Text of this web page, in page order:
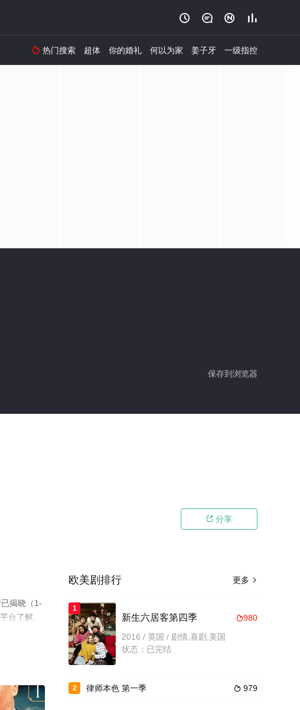
   
 热门搜索 超体 你的婚礼 何以为家 姜子牙 一级指控
保存到浏览器
 分享
揭晓（1-
台了解。
更多 
欧美剧排行
1
980
新生六居客第四季
2016 / 英国 / 剧情,喜剧,美国
状态：已完结
2  979
律师本色 第一季